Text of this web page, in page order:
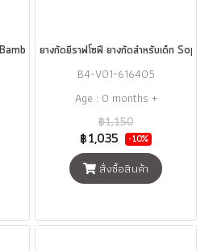
Sleepsuit
ยางกัดยีราฟโซฟี ยางกัดสำหรับเด็ก
B4-V01-616405
Age : 0 months +
฿1,150
฿1,035 -10%
สั่งซื้อสินค้า